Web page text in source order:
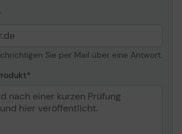
Sie per Mail über eine Antwort.